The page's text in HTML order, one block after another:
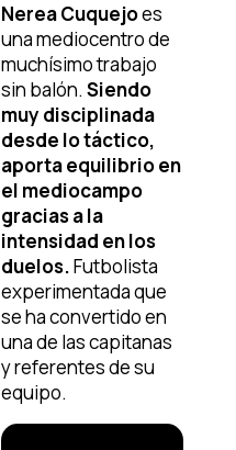
Nerea Cuquejoes
una mediocentro de
muchísimo trabajo
sin balón. Siendo
muy disciplinada
desde lo táctico,
aporta equilibrio en
el mediocampo
gracias a la
intensidad en los
duelos.Futbolista
experimentada que
se ha convertido en
una de las capitanas
y referentes de su
equipo.